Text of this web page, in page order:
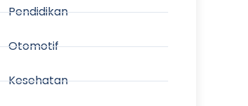
Pendidikan
Otomotif
Kesehatan